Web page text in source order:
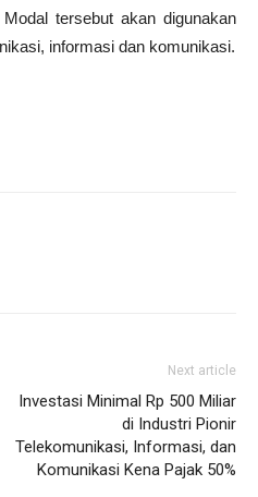
tersebut akan digunakan
informasi dan komunikasi.
Next article
Investasi Minimal Rp 500 Miliar
di Industri Pionir
Telekomunikasi, Informasi, dan
Komunikasi Kena Pajak 50%